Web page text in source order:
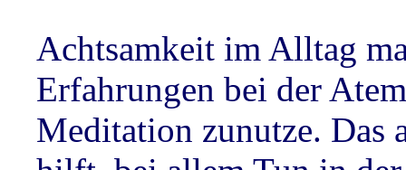
Achtsamkeit im Alltag
Erfahrungen bei der
Meditation zunutze. Das